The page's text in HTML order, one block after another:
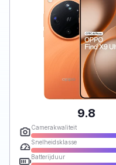
9.8
Camerakwaliteit
Snelheidsklasse
Batterijduur